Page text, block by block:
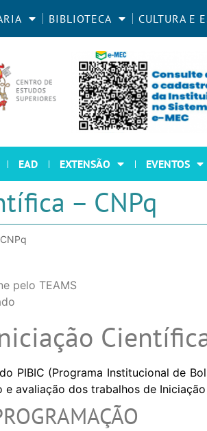
BIBLIOTECA CULTURA E
EAD EXTENSÃO EVENTOS
– CNPq
pelo TEAMS
PIBIC (Programa Institucional de
avaliação dos trabalhos de